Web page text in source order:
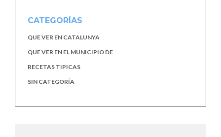
CATEGORÍAS
QUE VER EN CATALUNYA
QUE VER EN EL MUNICIPIO DE
RECETAS TIPICAS
SIN CATEGORÍA